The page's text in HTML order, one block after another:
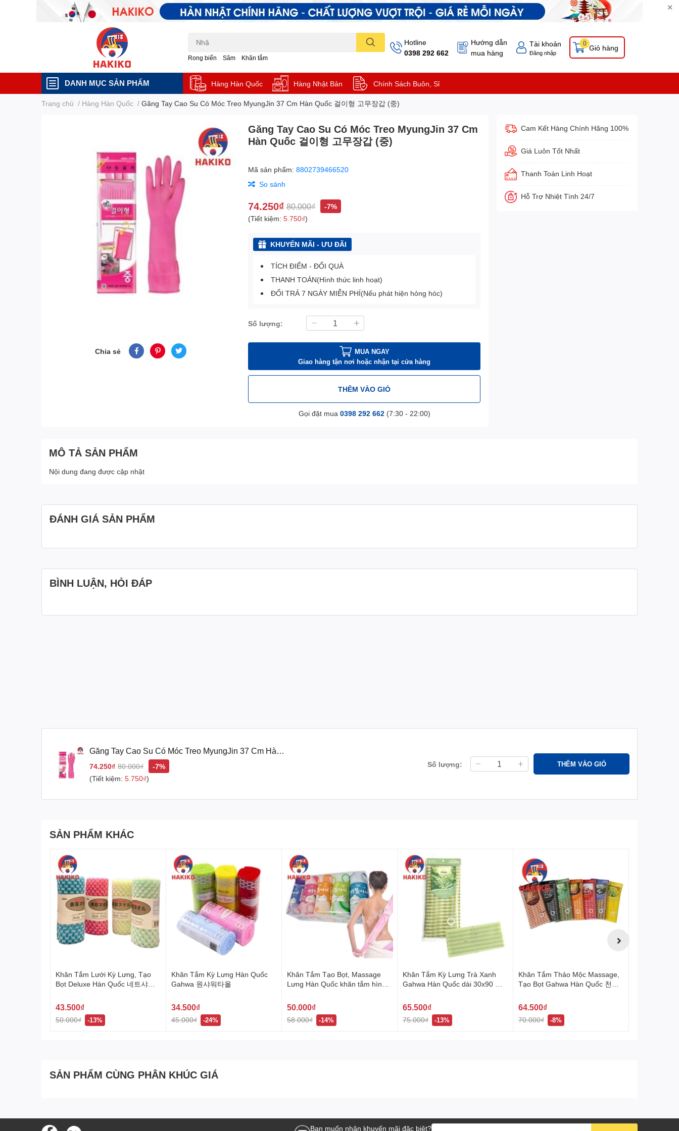
✕
Rong biển Sâm Khăn tắm
Hotline
0398 292 662
Hướng dẫn
mua hàng
Tài khoản
Đăng nhập
Giỏ hàng
0
DANH MỤC SẢN PHẨM Hàng Hàn Quốc Hàng Nhật Bản Chính Sách Buôn, Sỉ
Trang chủ / Hàng Hàn Quốc / Găng Tay Cao Su Có Móc Treo MyungJin 37 Cm Hàn Quốc 걸이형 고무장갑 (중)
Chia sẻ
Găng Tay Cao Su Có Móc Treo MyungJin 37 Cm
Hàn Quốc 걸이형 고무장갑 (중)
Mã sản phẩm:8802739466520
So sánh
74.250₫ 80.000₫
-7%
(Tiết kiệm:5.750₫)
KHUYẾN MÃI - ƯU ĐÃI
TÍCH ĐIỂM - ĐỔI QUÀ
THANH TOÁN(Hình thức linh hoạt)
ĐỔI TRẢ 7 NGÀY MIỄN PHÍ(Nếu phát hiện hỏng hóc)
Số lượng:
MUA NGAY
Giao hàng tận nơi hoặc nhận tại cửa hàng
THÊM VÀO GIỎ
Gọi đặt mua 0398 292 662(7:30 - 22:00)
Cam Kết Hàng Chính Hãng 100%
Giá Luôn Tốt Nhất
Thanh Toán Linh Hoạt
Hỗ Trợ Nhiệt Tình 24/7
MÔ TẢ SẢN PHẨM
Nội dung đang được cập nhật
ĐÁNH GIÁ SẢN PHẨM
BÌNH LUẬN, HỎI ĐÁP
Găng Tay Cao Su Có Móc Treo MyungJin 37 Cm Hàn
Quốc 걸이형 고무장갑 (중)
74.250₫ 80.000₫
-7%
(Tiết kiệm:5.750₫)
Số lượng: THÊM VÀO GIỎ
SẢN PHẨM KHÁC
Khăn Tắm Lưới Kỳ Lưng, Tạo
Bọt Deluxe Hàn Quốc 네트샤워
43.500₫
50.000₫ -13%
Khăn Tắm Kỳ Lưng Hàn Quốc
Gahwa 원샤워타올
34.500₫
45.000₫ -24%
Khăn Tắm Tạo Bọt, Massage
Lưng Hàn Quốc khăn tắm hình
50.000₫
58.000₫ -14%
Khăn Tắm Kỳ Lưng Trà Xanh
Gahwa Hàn Quốc dài 30x90 녹
65.500₫
75.000₫ -13%
Khăn Tắm Thảo Mộc Massage,
Tạo Bọt Gahwa Hàn Quốc 천연
64.500₫
70.000₫ -8%
SẢN PHẨM CÙNG PHÂN KHÚC GIÁ
Bạn muốn nhận khuyến mãi đặc biệt?